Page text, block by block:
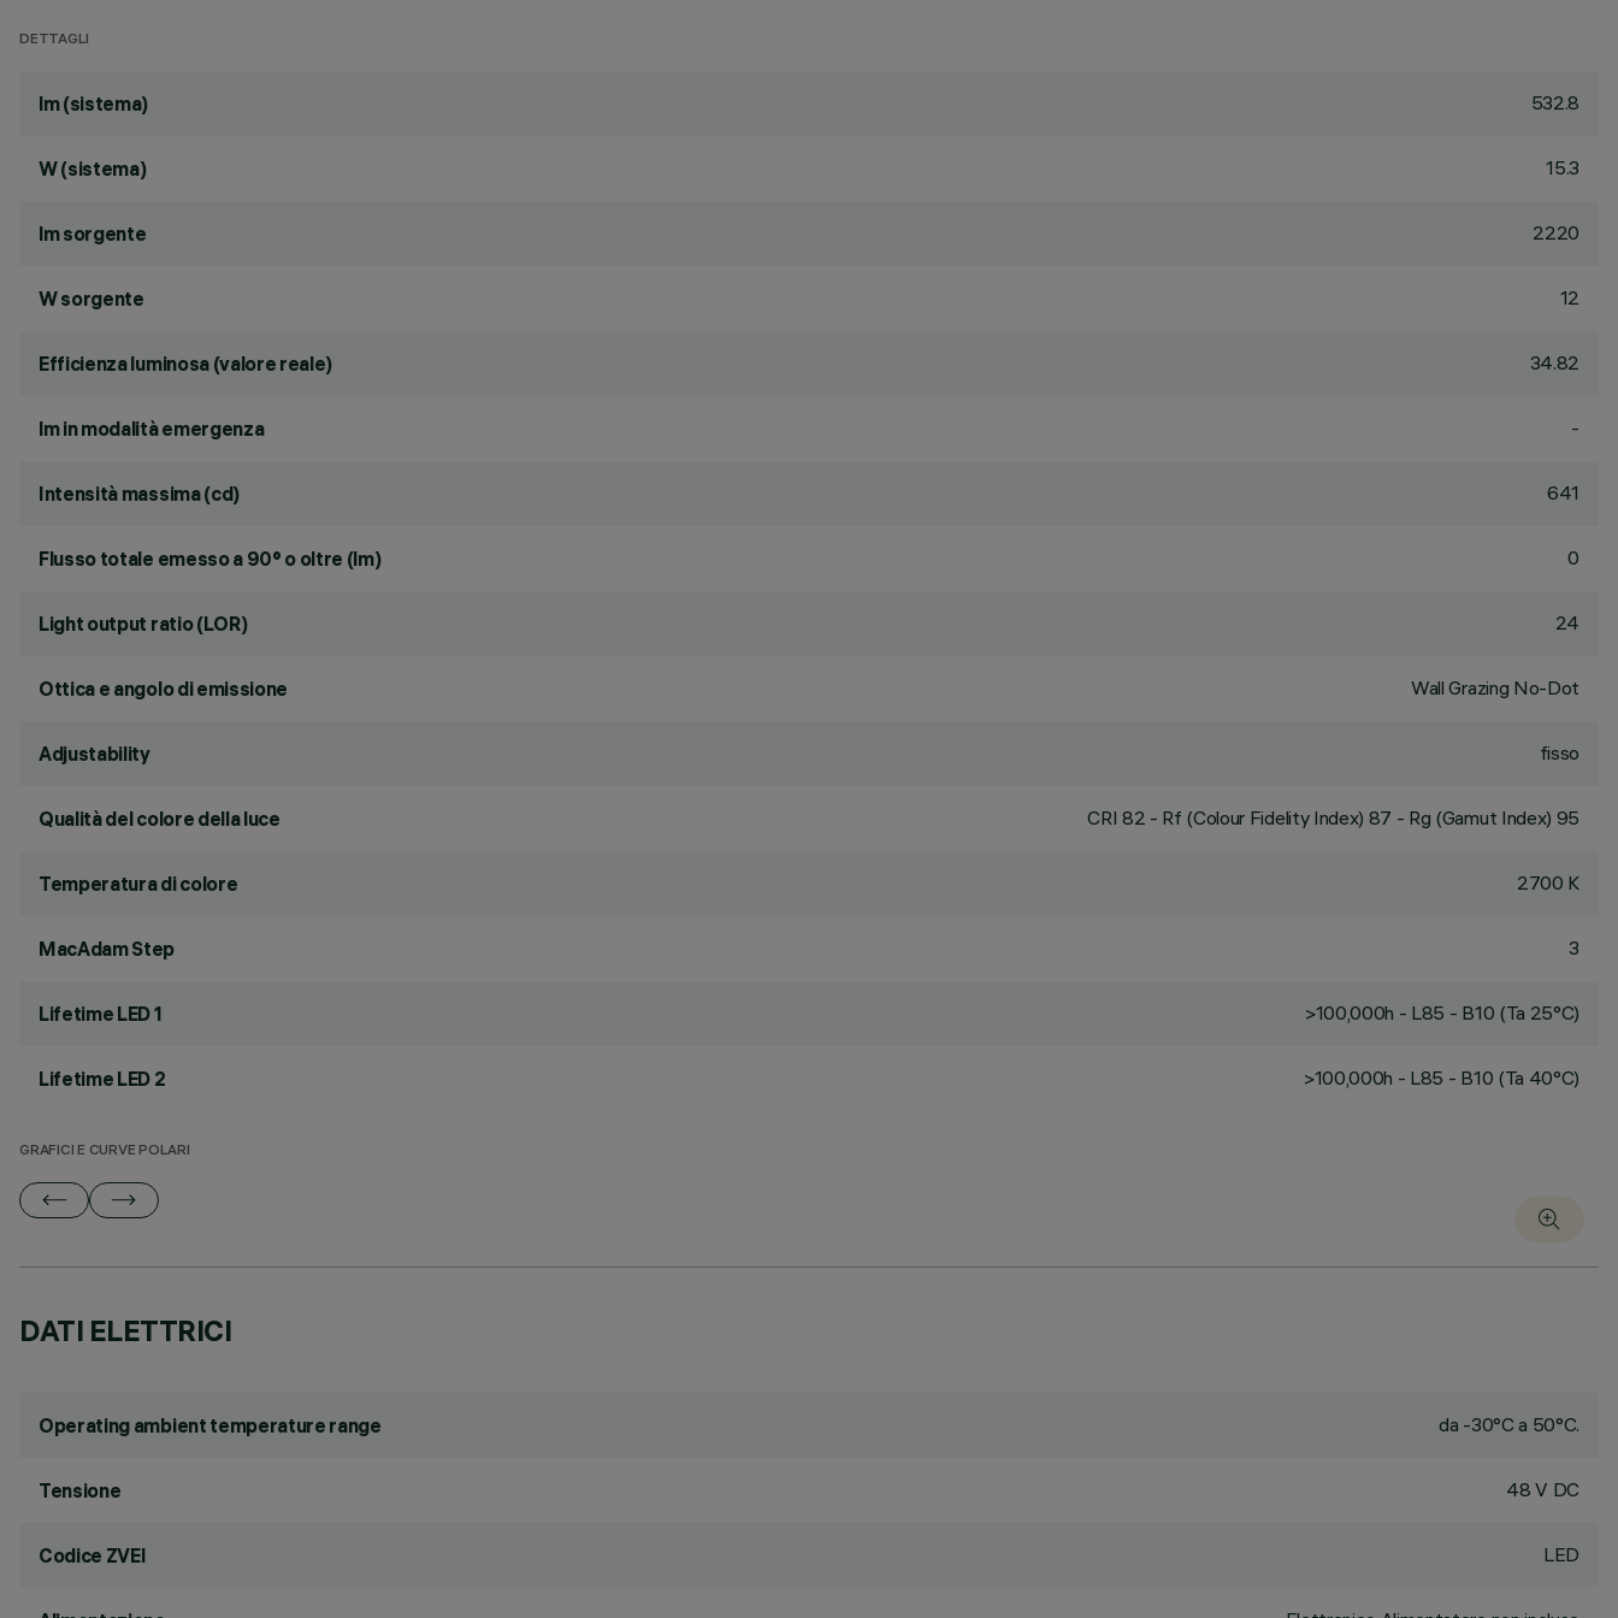
DETTAGLI
lm (sistema) 532.8
W (sistema) 15.3
lm sorgente 2220
W sorgente 12
Efficienza luminosa (valore reale) 34.82
lm in modalità emergenza -
Intensità massima (cd) 641
Flusso totale emesso a 90° o oltre (lm) 0
Light output ratio (LOR) 24
Ottica e angolo di emissione Wall Grazing No-Dot
Adjustability fisso
Qualità del colore della luce CRI 82 - Rf (Colour Fidelity Index) 87 - Rg (Gamut Index) 95
Temperatura di colore 2700 K
MacAdam Step 3
Lifetime LED 1 >100,000h - L85 - B10 (Ta 25°C)
Lifetime LED 2 >100,000h - L85 - B10 (Ta 40°C)
GRAFICI E CURVE POLARI
DATI ELETTRICI
Operating ambient temperature range da -30°C a 50°C.
Tensione 48 V DC
Codice ZVEI LED